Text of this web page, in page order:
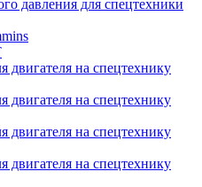
давления для спецтехники
двигателя на спецтехнику
двигателя на спецтехнику
двигателя на спецтехнику
двигателя на спецтехнику